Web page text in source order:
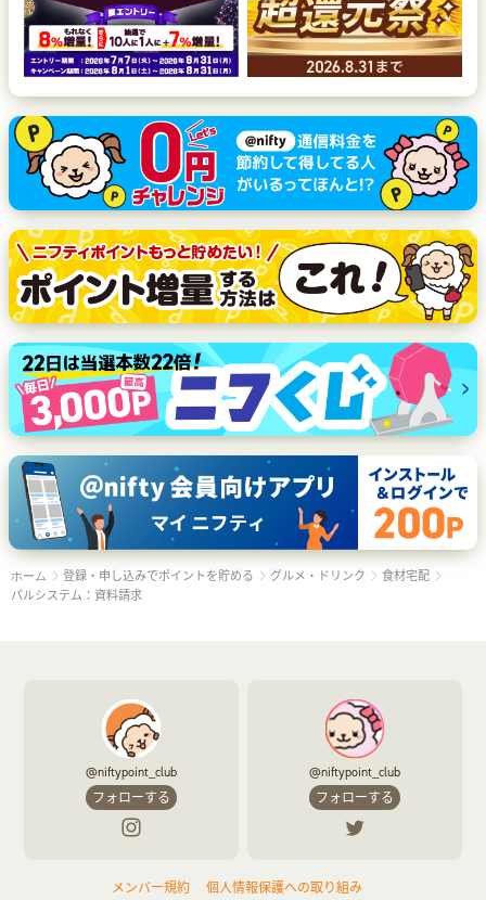
ホーム 登録・申し込みでポイントを貯める グルメ・ドリンク
食材宅配
パルシステム：資料請求
@niftypoint_club
フォローする
@niftypoint_club
フォローする
メンバー規約 個人情報保護への取り組み